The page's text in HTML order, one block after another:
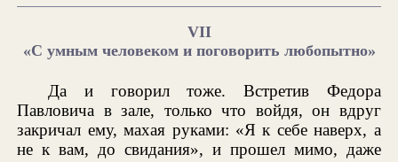
VII
«С умным человеком и поговорить любопытно»
Да и говорил тоже. Встретив Федора
Павловича в зале, только что войдя, он вдруг
закричал ему, махая руками: «Я к себе наверх, а
не к вам, до свидания», и прошел мимо, даже